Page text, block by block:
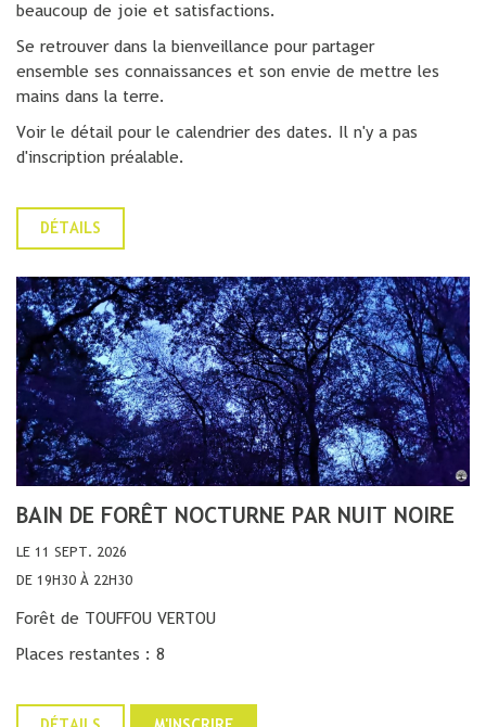
beaucoup de joie et satisfactions.
Se retrouver dans la bienveillance pour partager
ensemble ses connaissances et son envie de mettre les
mains dans la terre.
Voir le détail pour le calendrier des dates. Il n'y a pas
d'inscription préalable.
DÉTAILS
BAIN DE FORÊT NOCTURNE PAR NUIT NOIRE
LE 11 SEPT. 2026
DE 19H30 À 22H30
Forêt de TOUFFOU VERTOU
Places restantes : 8